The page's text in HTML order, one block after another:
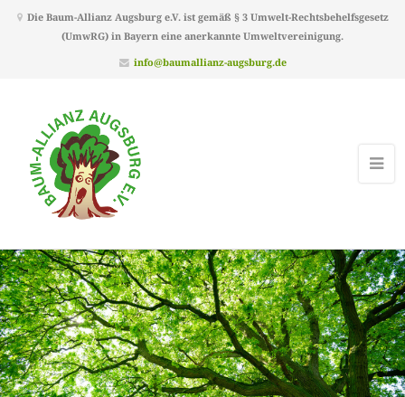
Die Baum-Allianz Augsburg e.V. ist gemäß § 3 Umwelt-Rechtsbehelfsgesetz
(UmwRG) in Bayern eine anerkannte Umweltvereinigung.
info@baumallianz-augsburg.de